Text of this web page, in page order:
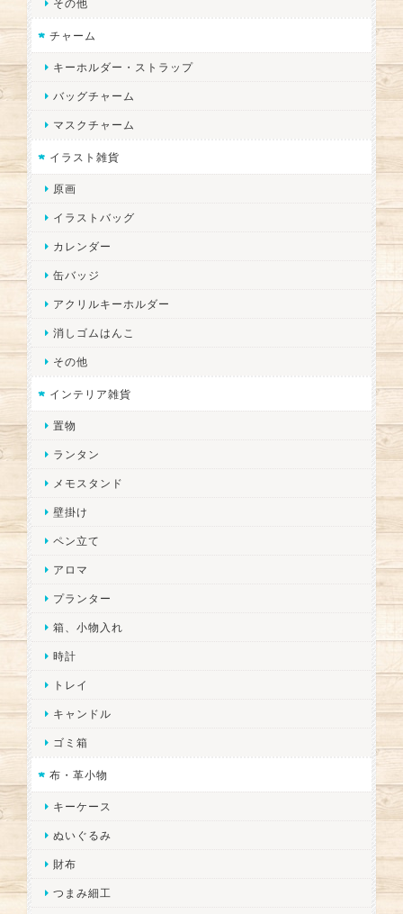
その他
チャーム
キーホルダー・ストラップ
バッグチャーム
マスクチャーム
イラスト雑貨
原画
イラストバッグ
カレンダー
缶バッジ
アクリルキーホルダー
消しゴムはんこ
その他
インテリア雑貨
置物
ランタン
メモスタンド
壁掛け
ペン立て
アロマ
プランター
箱、小物入れ
時計
トレイ
キャンドル
ゴミ箱
布・革小物
キーケース
ぬいぐるみ
財布
つまみ細工